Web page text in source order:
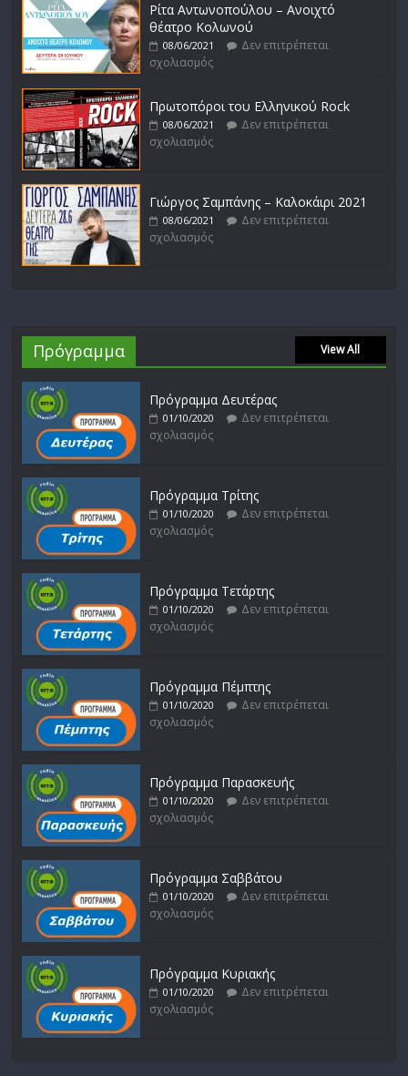
Ρίτα Αντωνοπούλου – Ανοιχτό
θέατρο Κολωνού
08/06/2021
Δεν επιτρέπεται
σχολιασμός
Πρωτοπόροι του Ελληνικού Rock
08/06/2021
Δεν επιτρέπεται
σχολιασμός
Γιώργος Σαμπάνης – Καλοκάιρι 2021
08/06/2021
Δεν επιτρέπεται
σχολιασμός
Πρόγραμμα View All
Πρόγραμμα Δευτέρας
01/10/2020
Δεν επιτρέπεται
σχολιασμός
Πρόγραμμα Τρίτης
01/10/2020
Δεν επιτρέπεται
σχολιασμός
Πρόγραμμα Τετάρτης
01/10/2020
Δεν επιτρέπεται
σχολιασμός
Πρόγραμμα Πέμπτης
01/10/2020
Δεν επιτρέπεται
σχολιασμός
Πρόγραμμα Παρασκευής
01/10/2020
Δεν επιτρέπεται
σχολιασμός
Πρόγραμμα Σαββάτου
01/10/2020
Δεν επιτρέπεται
σχολιασμός
Πρόγραμμα Κυριακής
01/10/2020
Δεν επιτρέπεται
σχολιασμός